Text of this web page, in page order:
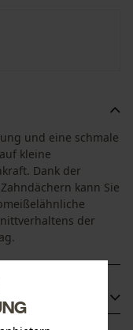
und eine schmale
kleine
Dank der
kann Sie
der
Kette